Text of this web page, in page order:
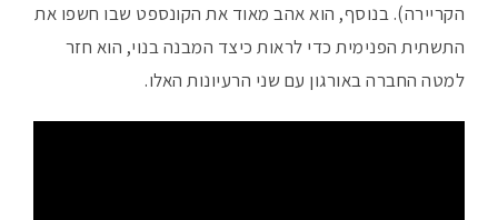
הקריירה). בנוסף, הוא אהב מאוד את הקונספט שבו חשפו את
התשתית הפנימית כדי לראות כיצד המבנה בנוי, הוא חזר
למטה החברה באורגון עם שני הרעיונות האלו.